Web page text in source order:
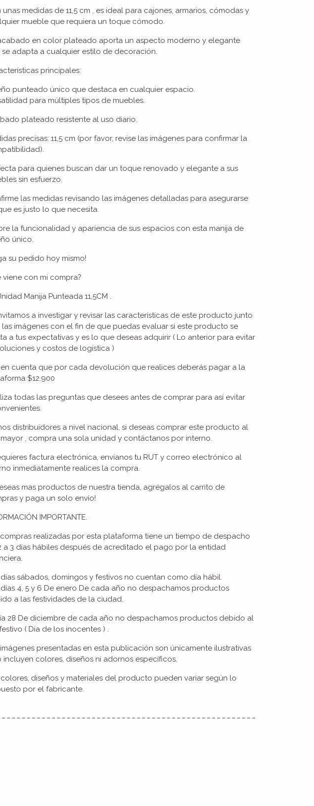
unas medidas de 11,5 cm , es ideal para cajones, armarios, cómodas y
mueble que requiera un toque cómodo.
en color plateado aporta un aspecto moderno y elegante
se adapta a cualquier estilo de decoración.
principales:
punteado único que destaca en cualquier espacio.
para múltiples tipos de muebles.
plateado resistente al uso diario.
precisas: 11,5 cm (por favor, revise las imágenes para confirmar la
para quienes buscan dar un toque renovado y elegante a sus
sin esfuerzo.
las medidas revisando las imágenes detalladas para asegurarse
es justo lo que necesita.
la funcionalidad y apariencia de sus espacios con esta manija de
único.
su pedido hoy mismo!
viene con mi compra?
Manija Punteada 11,5CM .
a investigar y revisar las características de este producto junto
las imágenes con el fin de que puedas evaluar si este producto se
a tus expectativas y es lo que deseas adquirir ( Lo anterior para evitar
y costos de logística )
en cuenta que por cada devolución que realices deberás pagar a la
$12.900
todas las preguntas que desees antes de comprar para así evitar
distribuidores a nivel nacional, si deseas comprar este producto al
, compra una sola unidad y contáctanos por interno.
factura electrónica, envíanos tu RUT y correo electrónico al
inmediatamente realices la compra.
mas productos de nuestra tienda, agrégalos al carrito de
y paga un solo envío!
IMPORTANTE.
compras realizadas por esta plataforma tiene un tiempo de despacho
a 3 días hábiles después de acreditado el pago por la entidad
sábados, domingos y festivos no cuentan como día hábil.
días 4, 5 y 6 De enero De cada año no despachamos productos
a las festividades de la ciudad.
28 De diciembre de cada año no despachamos productos debido al
( Dia de los inocentes ) .
presentadas en esta publicación son únicamente ilustrativas
incluyen colores, diseños ni adornos específicos.
colores, diseños y materiales del producto pueden variar según lo
por el fabricante.